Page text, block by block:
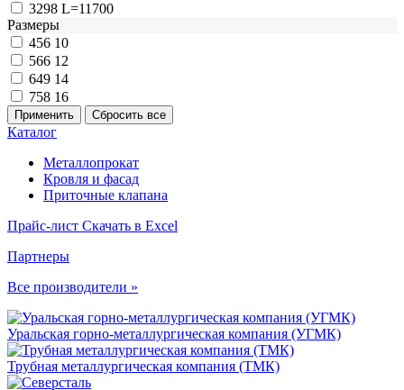
3298 L=11700
Размеры
456 10
566 12
649 14
758 16
Каталог
Металлопрокат
Кровля и фасад
Приточные клапана
Прайс-лист Скачать в Excel
Партнеры
Все производители »
Уральская горно-металлургическая компания (УГМК)
Трубная металлургическая компания (ТМК)